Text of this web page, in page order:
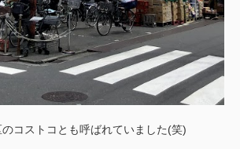
コストコとも呼ばれていました(笑)